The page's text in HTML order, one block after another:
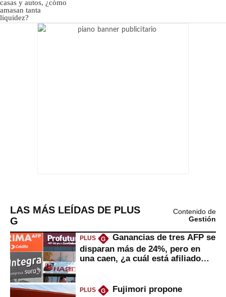
LAS MÁS LEÍDAS DE PLUS
G
Contenido de
Gestión
PLUS G
Ganancias de tres AFP se
disparan más de 24%, pero en
una caen, ¿a cuál está afiliado
PLUS G
Fujimori propone